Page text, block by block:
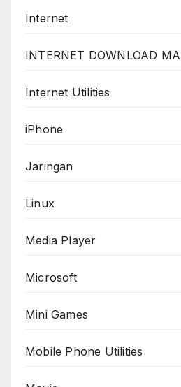
Internet
INTERNET DOWNLOAD
Internet Utilities
iPhone
Jaringan
Linux
Media Player
Microsoft
Mini Games
Mobile Phone Utilities